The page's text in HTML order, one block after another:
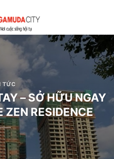
TỨC
– SỞ HỮU NGAY
ZEN RESIDENCE